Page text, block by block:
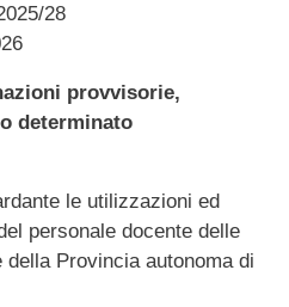
28
provvisorie,
determinato
le utilizzazioni ed
personale docente delle
Provincia autonoma di